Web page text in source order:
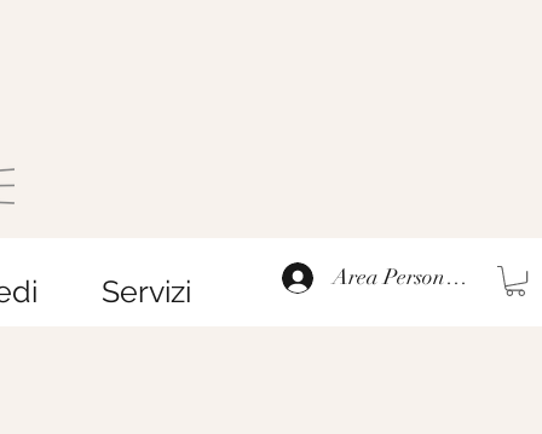
Servizi Area Personale